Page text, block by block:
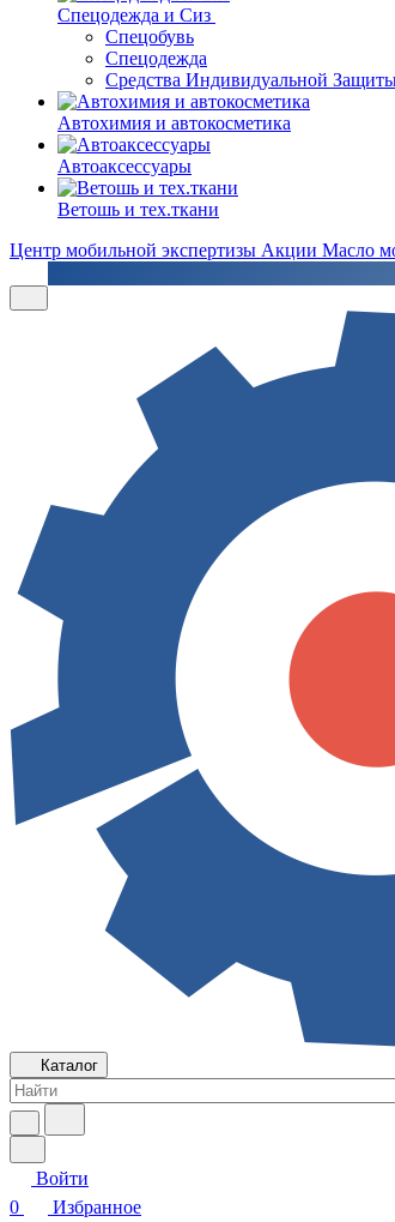
Спецодежда и Сиз
Спецобувь
Спецодежда
Средства Индивидуальной
Автохимия и автокосметика
Автоаксессуары
Ветошь и тех.ткани
Центр мобильной экспертизы Акции Масло
Каталог
Войти
0
Избранное